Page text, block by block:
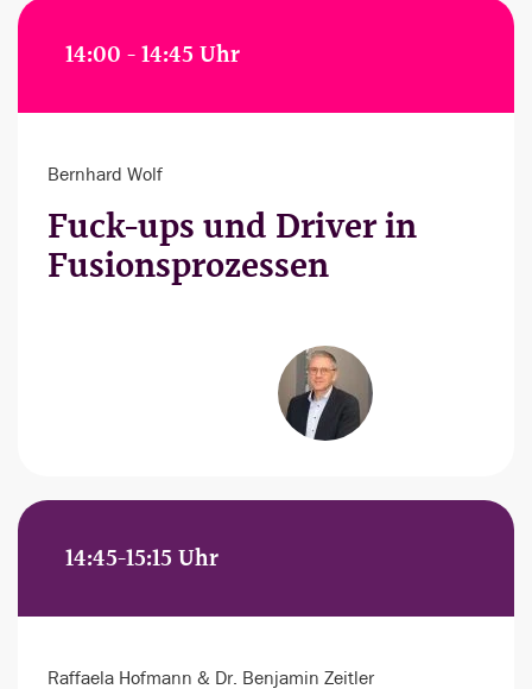
14:00 - 14:45 Uhr
Bernhard Wolf
Fuck-ups und Driver in
Fusionsprozessen
14:45-15:15 Uhr
Raffaela Hofmann & Dr. Benjamin Zeitler